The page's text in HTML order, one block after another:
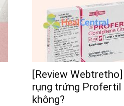
[Review
rụng trứng
không?